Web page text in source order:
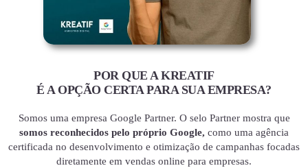
POR QUE A KREATIF
É A OPÇÃO CERTA PARA SUA EMPRESA?
Somos uma empresa Google Partner. O selo Partner mostra que
somos reconhecidos pelo próprio Google, como uma agência
certificada no desenvolvimento e otimização de campanhas focadas
diretamente em vendas online para empresas.